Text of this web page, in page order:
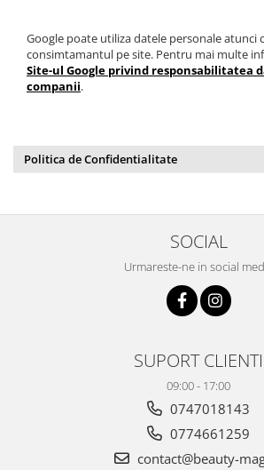
Google poate utiliza datele personale atunci
consimtamantul pe site. Pentru mai multe
Site-ul Google privind responsabilitatea
companii.
Politica de Confidentialitate
SOCIAL
Urmareste-ne in social
SUPORT CLIENTI
09:00 - 17:00
0747018143
0774661259
contact@beauty-